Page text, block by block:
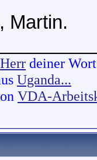
Martin.
Herr deiner
Uganda...
VDA-